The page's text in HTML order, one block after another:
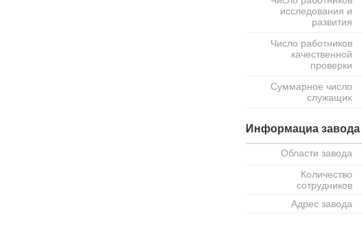
исследования и
развития
Число работников
качественной
проверки
Суммарное число
служащих
Информациа завода
Области завода
Количество
сотрудников
Адрес завода